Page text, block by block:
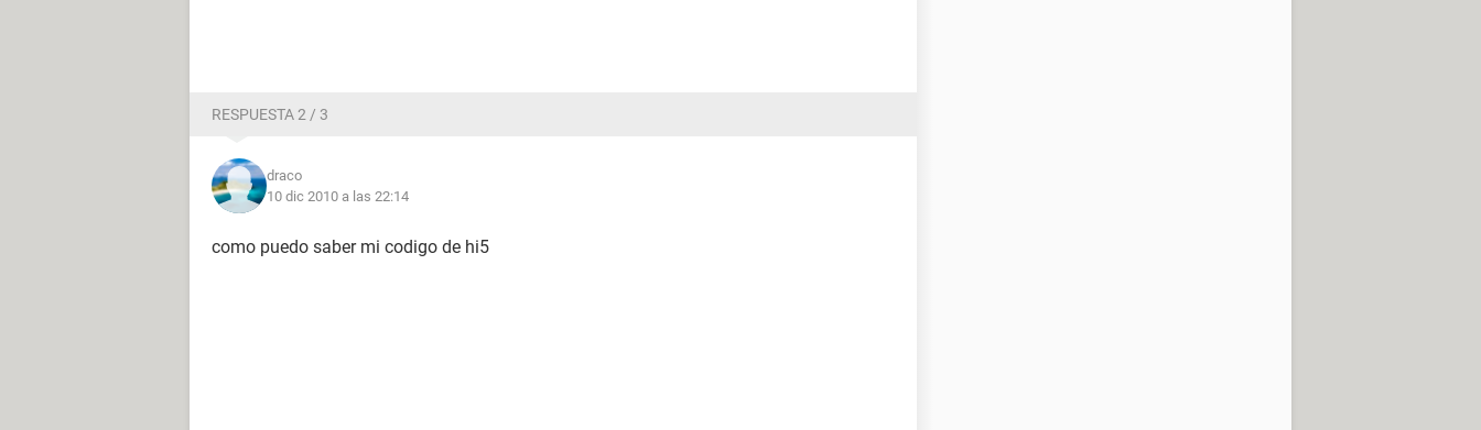
RESPUESTA 2 / 3
draco
10 dic 2010 a las 22:14
como puedo saber mi codigo de hi5